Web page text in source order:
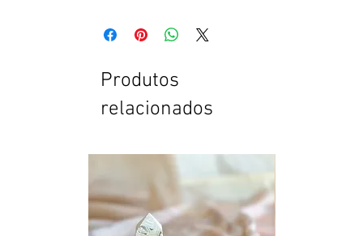
Produtos
relacionados